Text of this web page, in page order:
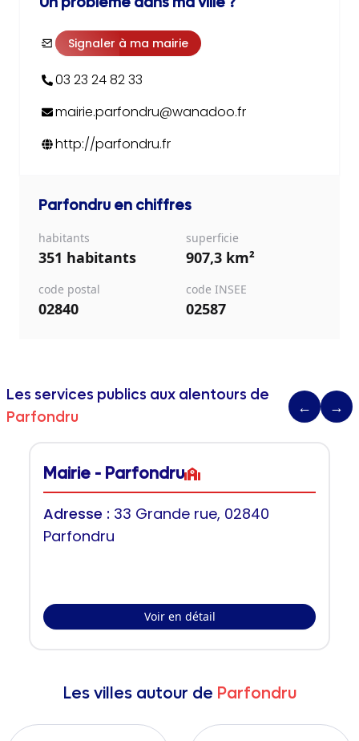
Signaler à ma mairie
03 23 24 82 33
mairie.parfondru@wanadoo.fr
http://parfondru.fr
Parfondru en chiffres
habitants
351 habitants
superficie
907,3 km²
code postal
02840
code INSEE
02587
Les services publics aux alentours de
Parfondru
← →
Mairie - Parfondru
Adresse : 33 Grande rue, 02840
Parfondru
Voir en détail
Les villes autour de Parfondru